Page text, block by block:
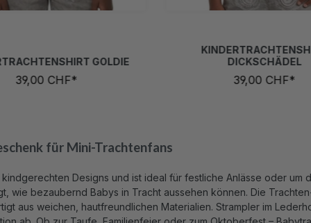
GOLDIE
39,00 CHF*
DICKSCHÄDEL
39,00 CHF*
für Mini-Trachtenfans
Designs und ist ideal für festliche Anlässe oder
wie bezaubernd Babys in Tracht aussehen können. Die
aus weichen, hautfreundlichen Materialien. Strampler im